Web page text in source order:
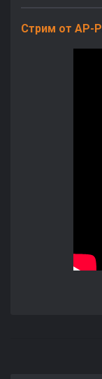
Стрим от AP-